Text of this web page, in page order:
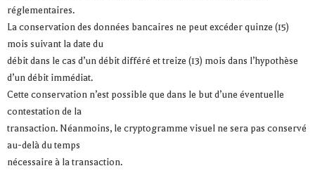
réglementaires.
La conservation des données bancaires ne peut excéder quinze (15)
mois suivant la date du
débit dans le cas d’un débit différé et treize (13) mois dans l’hypothèse
d’un débit immédiat.
Cette conservation n’est possible que dans le but d’une éventuelle
contestation de la
transaction. Néanmoins, le cryptogramme visuel ne sera pas conservé
au-delà du temps
nécessaire à la transaction.